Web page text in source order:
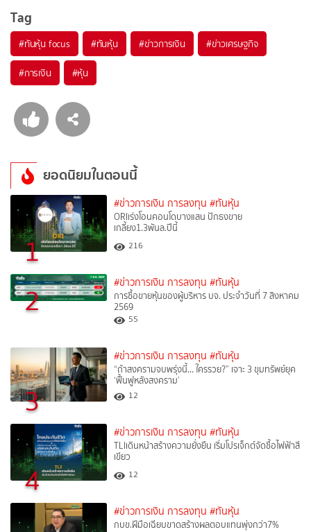
Tag
#ทันหุ้น focus #ทันหุ้น #ข่าวการเงิน #ข่าวเศรษฐกิจ
#การเงิน #หุ้น
ยอดนิยมในตอนนี้
1
#ข่าวการเงิน การลงทุน #ทันหุ้น
ORIเร่งโอนคอนโดบางแสน ปักธงขาย
เกลี้ยง1.3พันล.ปีนี้
216
2 #ข่าวการเงิน การลงทุน #ทันหุ้น
การซื้อขายหุ้นของผู้บริหาร บจ. ประจำวันที่ 7 สิงหาคม
2569
55
3
#ข่าวการเงิน การลงทุน #ทันหุ้น
“ถ้าสงครามจบพรุ่งนี้… ใครรวย?” เจาะ 3 ขุมทรัพย์ยุค
‘ฟื้นฟูหลังสงคราม’
12
4
#ข่าวการเงิน การลงทุน #ทันหุ้น
TLIเดินหน้าสร้างความยั่งยืน เริ่มโปรเจ็กต์จัดซื้อไฟฟ้าสี
เขียว
12
#ข่าวการเงิน การลงทุน #ทันหุ้น
กบข.ฝีมือเฉียบขาดสร้างผลตอบแทนพุ่งกว่า7%